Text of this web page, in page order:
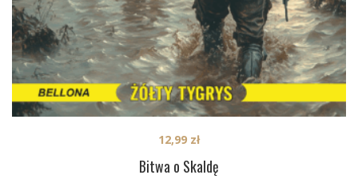
Bitwa o Skaldę
12,99 zł